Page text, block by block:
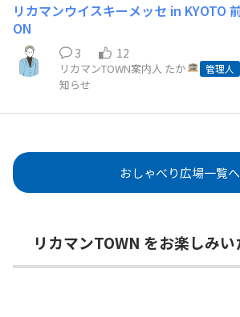
リカマンウイスキーメッセ in KYOTO
ON
3 12
リカマンTOWN案内人 たか 管理人
知らせ
おしゃべり広場一覧へ
リカマンTOWN をお楽しみ